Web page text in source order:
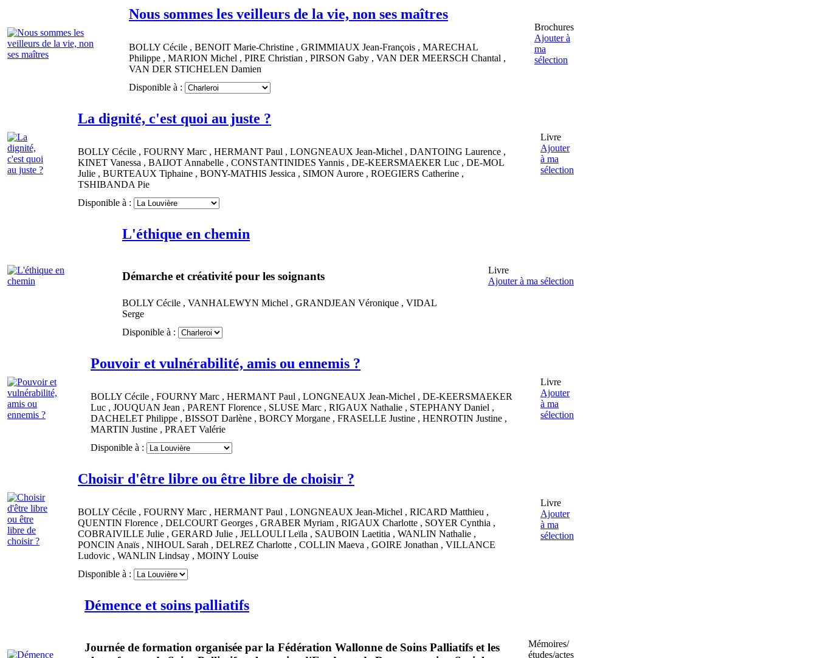
Nous sommes les veilleurs de la vie, non ses maîtres
Brochures
Ajouter à
ma
sélection
BOLLY Cécile , BENOIT Marie-Christine , GRIMMIAUX Jean-François , MARECHAL
Philippe , MARION Michel , PIRE Christian , PIRSON Gaby , VAN DER MEERSCH Chantal ,
VAN DER STICHELEN Damien
Disponible à :
La dignité, c'est quoi au juste ?
Livre
Ajouter
à ma
sélection
BOLLY Cécile , FOURNY Marc , HERMANT Paul , LONGNEAUX Jean-Michel , DANTOING Laurence ,
KINET Vanessa , BAIJOT Annabelle , CONSTANTINIDES Yannis , DE-KEERSMAEKER Luc , DE-MOL
Julie , BURTEAUX Tiphaine , BONY-MATHIS Jessica , SIMON Aurore , ROEGIERS Catherine ,
TSHIBANDA Pie
Disponible à :
L'éthique en chemin
Livre
Ajouter à ma sélection
Démarche et créativité pour les soignants
BOLLY Cécile , VANHALEWYN Michel , GRANDJEAN Véronique , VIDAL
Serge
Disponible à :
Pouvoir et vulnérabilité, amis ou ennemis ?
Livre
Ajouter
à ma
sélection
BOLLY Cécile , FOURNY Marc , HERMANT Paul , LONGNEAUX Jean-Michel , DE-KEERSMAEKER
Luc , JOUQUAN Jean , PARENT Florence , SLUSE Marc , RIGAUX Nathalie , STEPHANY Daniel ,
DACHELET Philippe , BISSOT Darlène , BORCY Morgane , FRASELLE Justine , HENROTIN Justine ,
MARTIN Justine , PRAET Valérie
Disponible à :
Choisir d'être libre ou être libre de choisir ?
Livre
Ajouter
à ma
sélection
BOLLY Cécile , FOURNY Marc , HERMANT Paul , LONGNEAUX Jean-Michel , RICARD Matthieu ,
QUENTIN Florence , DELCOURT Georges , GRABER Myriam , RIGAUX Charlotte , SOYER Cynthia ,
COBRAIVILLE Julie , GERARD Julie , JELLOULI Leïla , SAUBOIN Laetitia , WANLIN Nathalie ,
PONCIN Anaïs , NIHOUL Sarah , DELREZ Charlotte , COLLIN Maeva , GOIRE Jonathan , VILLANCE
Ludovic , WANLIN Lindsay , MOINY Louise
Disponible à :
Démence et soins palliatifs
Mémoires/
études/actes
Journée de formation organisée par la Fédération Wallonne de Soins Palliatifs et les